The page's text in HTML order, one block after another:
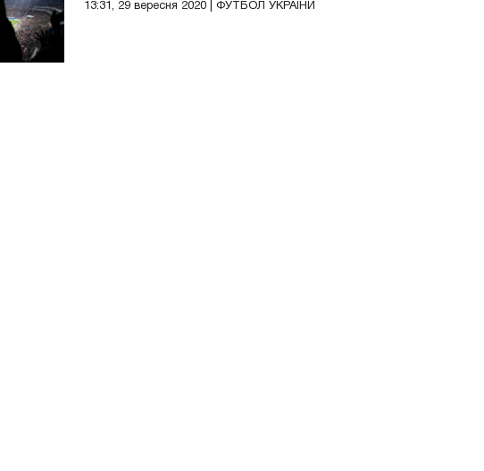
13:31, 29 вересня 2020 | ФУТБОЛ УКРАЇНИ